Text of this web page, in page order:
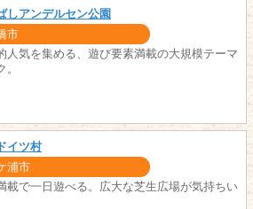
しアンデルセン公園
市
人気を集める、遊び要素満載の大規模テーマ
。
イツ村
浦市
載で一日遊べる。広大な芝生広場が気持ちい